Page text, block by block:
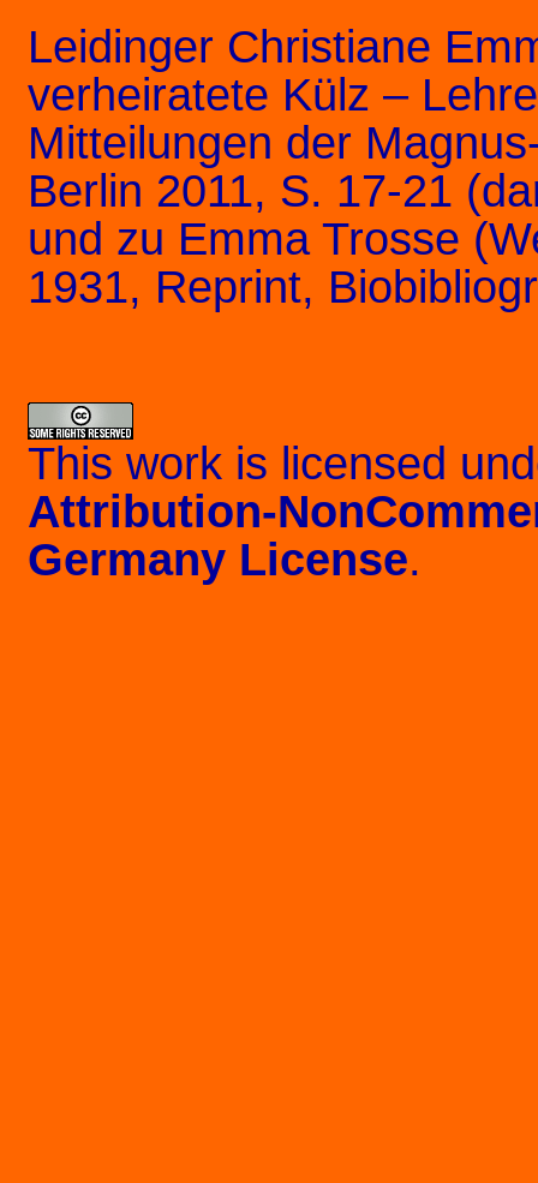
Leidinger Christiane
verheiratete Külz –
Mitteilungen der
Berlin 2011, S. 17-21
und zu Emma Trosse
1931, Reprint,
This work is licensed
Attribution-
Germany License.